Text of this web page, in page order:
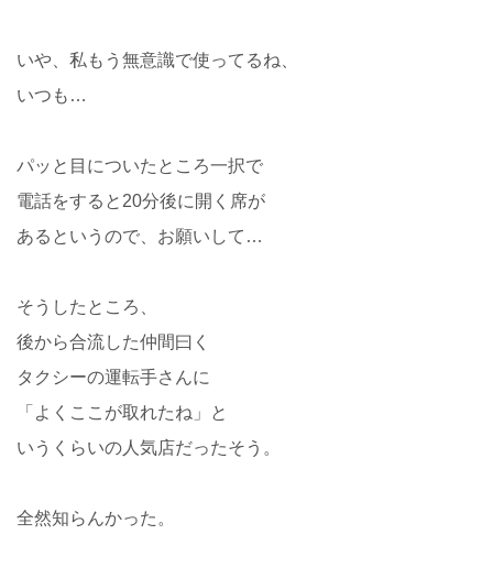
いや、私もう無意識で使ってるね、
いつも…
パッと目についたところ一択で
電話をすると20分後に開く席が
あるというので、お願いして…
そうしたところ、
後から合流した仲間曰く
タクシーの運転手さんに
「よくここが取れたね」と
いうくらいの人気店だったそう。
全然知らんかった。